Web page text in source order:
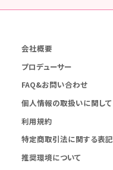
会社概要
プロデューサー
FAQ&お問い合わせ
個人情報の取扱いに関して
利用規約
特定商取引法に関する表記
推奨環境について